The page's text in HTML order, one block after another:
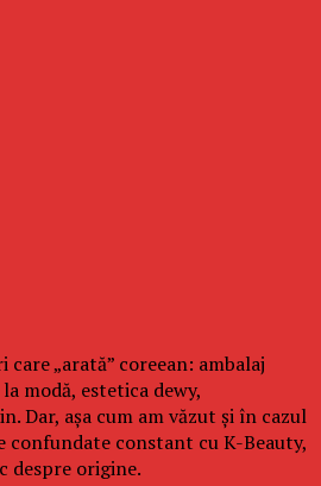
„arată” coreean: ambalaj
modă, estetica dewy,
Dar, așa cum am văzut și în cazul
confundate constant cu K-Beauty,
despre origine.